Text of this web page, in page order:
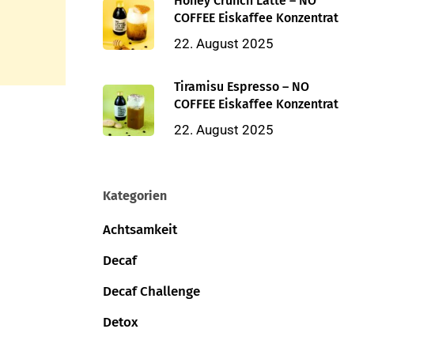
COFFEE Eiskaffee Konzentrat
22. August 2025
Tiramisu Espresso – NO
COFFEE Eiskaffee Konzentrat
22. August 2025
Kategorien
Achtsamkeit
Decaf
Decaf Challenge
Detox